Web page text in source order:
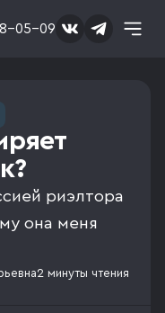
05-09
риэлтора
она меня
2 минуты чтения